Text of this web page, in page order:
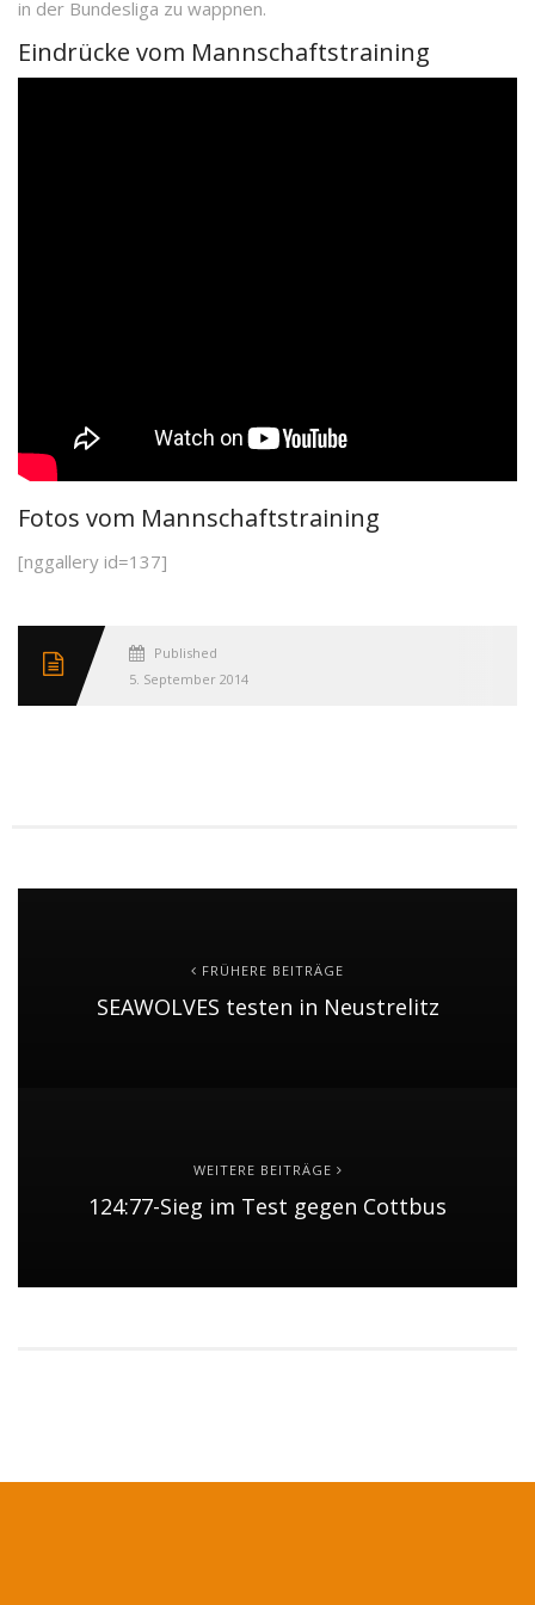
in der Bundesliga zu wappnen.
Eindrücke vom Mannschaftstraining
Fotos vom Mannschaftstraining
[nggallery id=137]
Published
5. September 2014
FRÜHERE BEITRÄGE
SEAWOLVES testen in Neustrelitz
WEITERE BEITRÄGE
124:77-Sieg im Test gegen Cottbus